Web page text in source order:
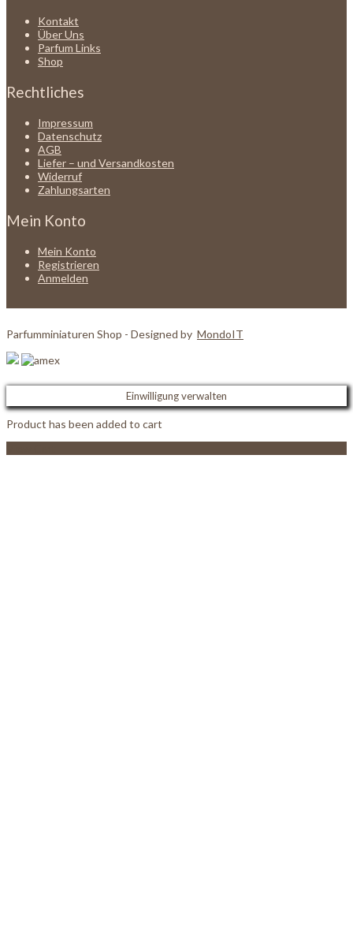
Kontakt
Über Uns
Parfum Links
Shop
Rechtliches
Impressum
Datenschutz
AGB
Liefer – und Versandkosten
Widerruf
Zahlungsarten
Mein Konto
Mein Konto
Registrieren
Anmelden
Parfumminiaturen Shop - Designed by MondoIT
Einwilligung verwalten
Product has been added to cart